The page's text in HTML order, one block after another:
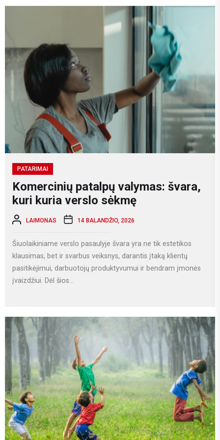
PATARIMAI
Komercinių patalpų valymas: švara,
kuri kuria verslo sėkmę
LAIMONAS 14 BALANDŽIO, 2026
Šiuolaikiniame verslo pasaulyje švara yra ne tik estetikos
klausimas, bet ir svarbus veiksnys, darantis įtaką klientų
pasitikėjimui, darbuotojų produktyvumui ir bendram įmonės
įvaizdžiui. Dėl šios...